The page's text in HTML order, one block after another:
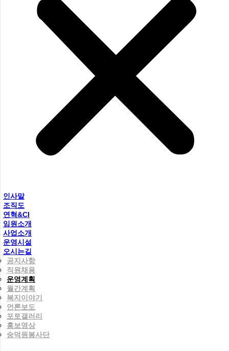
인사말
조직도
연혁&CI
임원소개
사업소개
운영시설
오시는길
공지사항
직원채용
운영계획
월간계획
복지이야기
언론보도
포토갤러리
홍보영상
숭덕원봉사단